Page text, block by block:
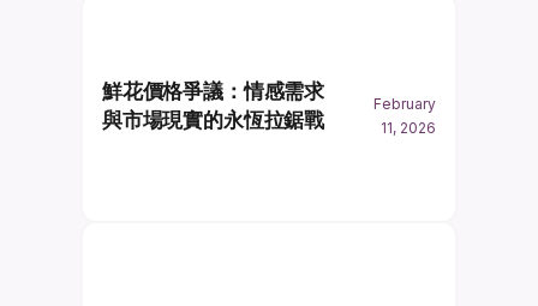
鮮花價格爭議：情感需求
與市場現實的永恆拉鋸戰
February
11, 2026